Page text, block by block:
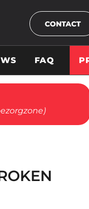
CONTACT
FAQ